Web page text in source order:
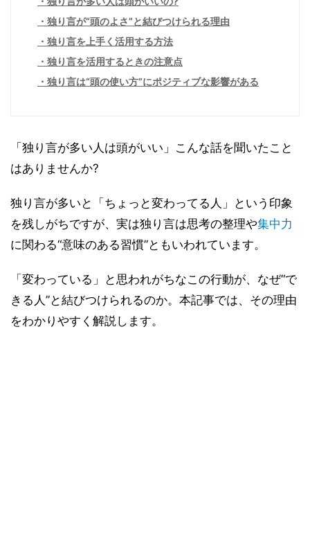
独り言が“頭のよさ”と結びつけられる理由
独り言を上手く活用する方法
独り言を活用するときの注意点
独り言は“頭の使い方”にポジティブな影響がある
「独り言が多い人は頭がいい」こんな話を聞いたこと
はありませんか?
独り言が多いと「ちょっと変わってる人」という印象
を残しがちですが、実は独り言は思考の整理や集中力
に関わる“意味のある習慣”ともいわれています。
「変わっている」と思われがちなこの行動が、なぜ“で
きる人”と結びつけられるのか。本記事では、その理由
をわかりやすく解説します。